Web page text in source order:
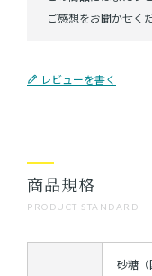
レビューを書く
PRODUCT STANDARD
商品規格
砂糖